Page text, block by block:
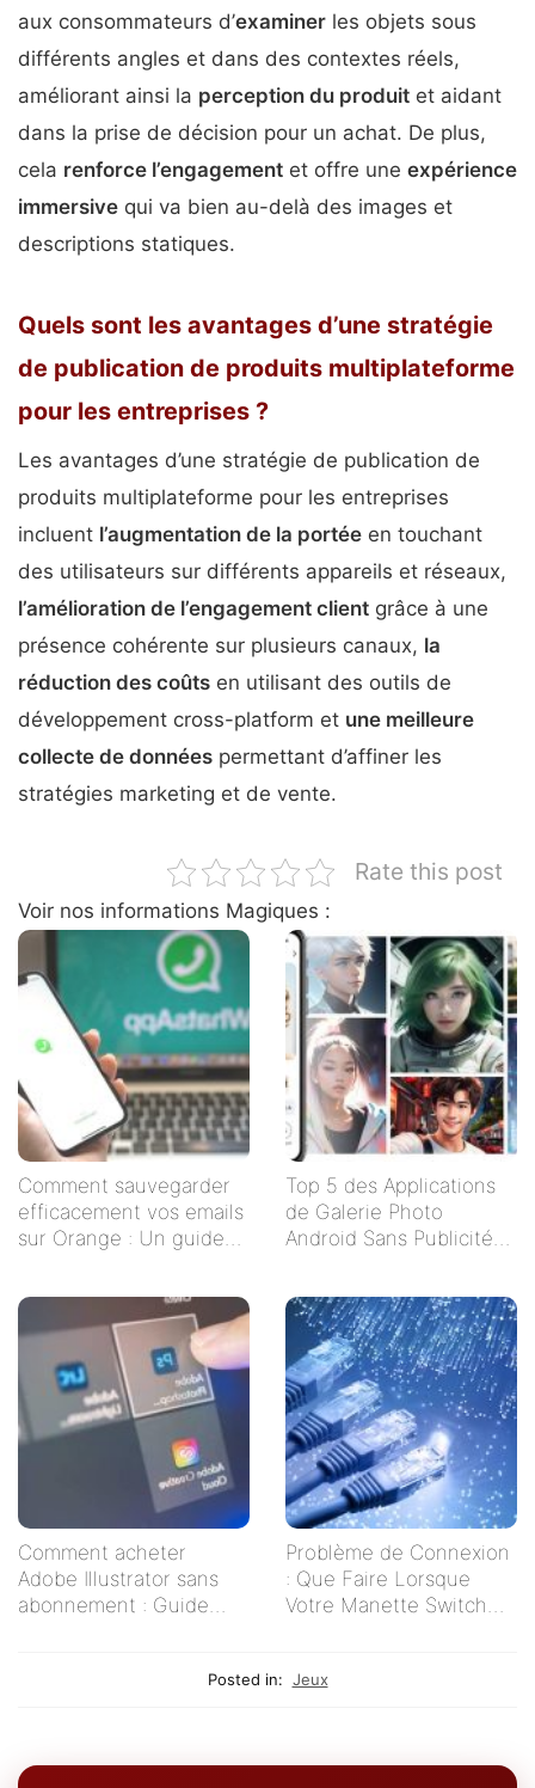
aux consommateurs d’examiner les objets sous
différents angles et dans des contextes réels,
améliorant ainsi la perception du produit et aidant
dans la prise de décision pour un achat. De plus,
cela renforce l’engagement et offre une expérience
immersive qui va bien au-delà des images et
descriptions statiques.
Quels sont les avantages d’une stratégie
de publication de produits multiplateforme
pour les entreprises ?
Les avantages d’une stratégie de publication de
produits multiplateforme pour les entreprises
incluent l’augmentation de la portée en touchant
des utilisateurs sur différents appareils et réseaux,
l’amélioration de l’engagement client grâce à une
présence cohérente sur plusieurs canaux, la
réduction des coûts en utilisant des outils de
développement cross-platform et une meilleure
collecte de données permettant d’affiner les
stratégies marketing et de vente.
Rate this post
Voir nos informations Magiques :
Comment sauvegarder
efficacement vos emails
sur Orange : Un guide
Top 5 des Applications
de Galerie Photo
Android Sans Publicités
Comment acheter
Adobe Illustrator sans
abonnement : Guide
Problème de Connexion
: Que Faire Lorsque
Votre Manette Switch
Posted in: Jeux